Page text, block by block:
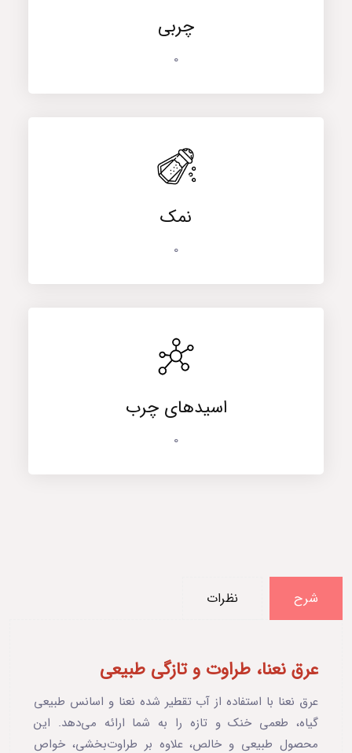
چربی
0
نمک
0
اسیدهای چرب
0
شرح نظرات
عرق نعنا، طراوت و تازگی طبیعی
عرق نعنا با استفاده از آب تقطیر شده نعنا و اسانس طبیعی
گیاه، طعمی خنک و تازه را به شما ارائه می‌دهد. این
محصول طبیعی و خالص، علاوه بر طراوت‌بخشی، خواص